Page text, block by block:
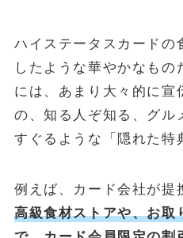
ハイステータスカードの
したような華やかなもの
には、あまり大々的に宣
の、知る人ぞ知る、グル
すぐるような「隠れた特
例えば、カード会社が提
高級食材ストアや、お取